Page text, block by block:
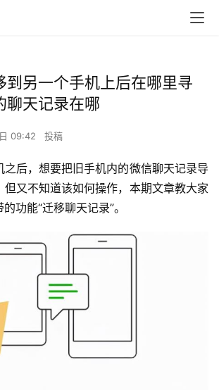
到另一个手机上后在哪里寻
聊天记录在哪
09:42 投稿
之后，想要把旧手机内的微信聊天记录导
但又不知道该如何操作，本期文章教大家
功能“迁移聊天记录”。